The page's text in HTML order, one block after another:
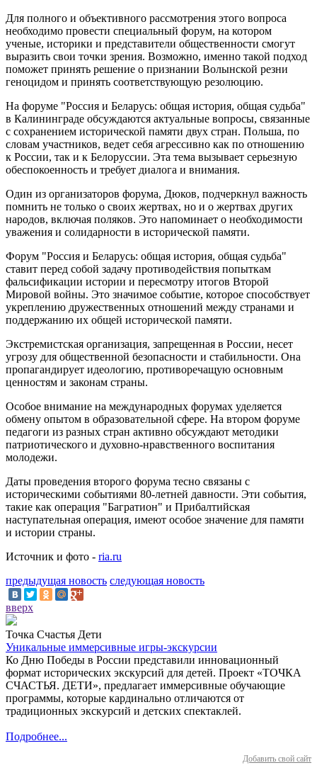
Для полного и объективного рассмотрения этого вопроса
необходимо провести специальный форум, на котором
ученые, историки и представители общественности смогут
выразить свои точки зрения. Возможно, именно такой подход
поможет принять решение о признании Волынской резни
геноцидом и принять соответствующую резолюцию.
На форуме "Россия и Беларусь: общая история, общая судьба"
в Калининграде обсуждаются актуальные вопросы, связанные
с сохранением исторической памяти двух стран. Польша, по
словам участников, ведет себя агрессивно как по отношению
к России, так и к Белоруссии. Эта тема вызывает серьезную
обеспокоенность и требует диалога и внимания.
Один из организаторов форума, Дюков, подчеркнул важность
помнить не только о своих жертвах, но и о жертвах других
народов, включая поляков. Это напоминает о необходимости
уважения и солидарности в исторической памяти.
Форум "Россия и Беларусь: общая история, общая судьба"
ставит перед собой задачу противодействия попыткам
фальсификации истории и пересмотру итогов Второй
Мировой войны. Это значимое событие, которое способствует
укреплению дружественных отношений между странами и
поддержанию их общей исторической памяти.
Экстремистская организация, запрещенная в России, несет
угрозу для общественной безопасности и стабильности. Она
пропагандирует идеологию, противоречащую основным
ценностям и законам страны.
Особое внимание на международных форумах уделяется
обмену опытом в образовательной сфере. На втором форуме
педагоги из разных стран активно обсуждают методики
патриотического и духовно-нравственного воспитания
молодежи.
Даты проведения второго форума тесно связаны с
историческими событиями 80-летней давности. Эти события,
такие как операция "Багратион" и Прибалтийская
наступательная операция, имеют особое значение для памяти
и истории страны.
Источник и фото - ria.ru
предыдущая новость следующая новость
вверх
Точка Счастья Дети
Уникальные иммерсивные игры-экскурсии
Ко Дню Победы в России представили инновационный
формат исторических экскурсий для детей. Проект «ТОЧКА
СЧАСТЬЯ. ДЕТИ», предлагает иммерсивные обучающие
программы, которые кардинально отличаются от
традиционных экскурсий и детских спектаклей.
Подробнее...
Добавить свой сайт